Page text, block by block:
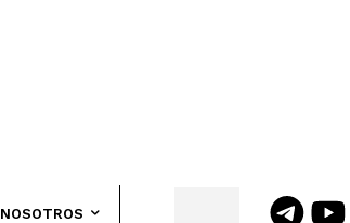
NOSOTROS